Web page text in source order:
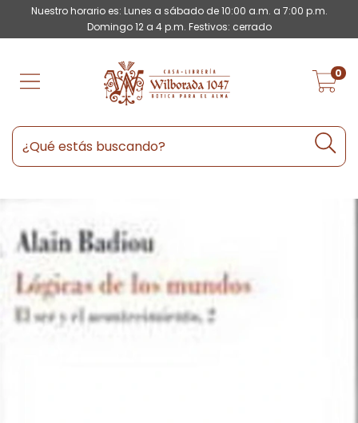
Nuestro horario es: Lunes a sábado de 10:00 a.m. a 7:00 p.m.
Domingo 12 a 4 p.m. Festivos: cerrado
0